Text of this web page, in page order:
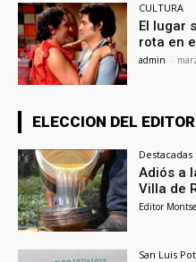
CULTURA
El lugar
rota en
admin -
ELECCION DEL EDITOR
Destacadas
Adiós a
Villa de
Editor Montse
San Luis